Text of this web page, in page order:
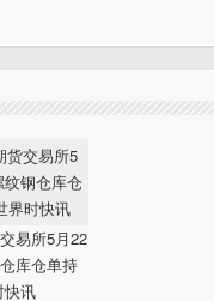
易所5月22
库仓单持
快讯